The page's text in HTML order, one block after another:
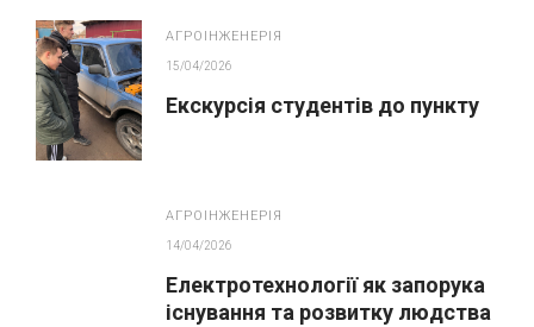
АГРОІНЖЕНЕРІЯ
15/04/2026
Екскурсія студентів до пункту
АГРОІНЖЕНЕРІЯ
14/04/2026
Електротехнології як запорука
існування та розвитку людства